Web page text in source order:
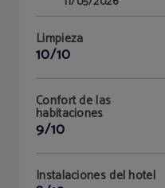
Limpieza
10/10
Confort de las
habitaciones
9/10
Instalaciones del hotel